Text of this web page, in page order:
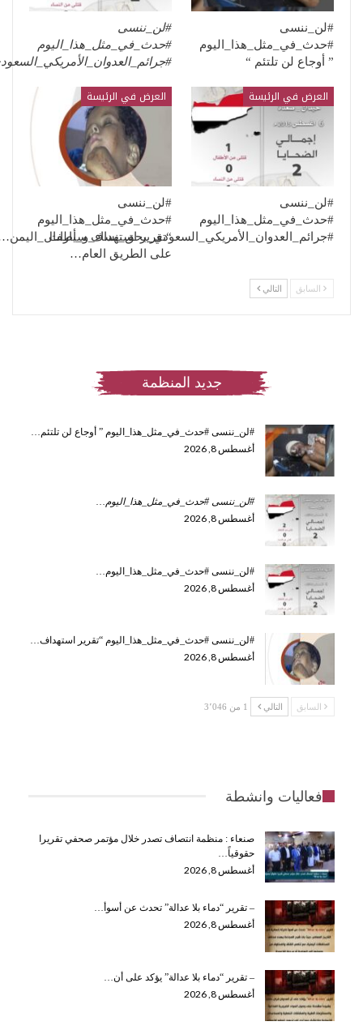
#لن_ننسى
#حدث_في_مثل_هذا_اليوم
” أوجاع لن تلتئم “
#لن_ننسى
#حدث_في_مثل_هذا_اليوم
العرض في الرئيسة
#لن_ننسى
#حدث_في_مثل_هذا_اليوم
العرض في الرئيسة
#لن_ننسى
#حدث_في_مثل_هذا_اليوم
“تقرير استهداف سيارات
على الطريق العام…
السابق التالي
جديد المنظمة
#لن_ننسى #حدث_في_مثل_هذا_اليوم ” أوجاع لن تلتئم…
أغسطس 8, 2026
#لن_ننسى #حدث_في_مثل_هذا_اليوم…
أغسطس 8, 2026
#لن_ننسى #حدث_في_مثل_هذا_اليوم…
أغسطس 8, 2026
#لن_ننسى #حدث_في_مثل_هذا_اليوم “تقرير استهداف…
أغسطس 8, 2026
السابق التالي 1 من 3٬046
فعاليات وانشطة
صنعاء : منظمة انتصاف تصدر خلال مؤتمر صحفي تقريرا
حقوقياً…
أغسطس 8, 2026
– تقرير “دماء بلا عدالة” تحدث عن أسوأ…
أغسطس 8, 2026
– تقرير “دماء بلا عدالة” يؤكد على أن…
أغسطس 8, 2026